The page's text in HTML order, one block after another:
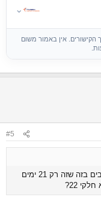
⌄
הקישורים. אין באמור משום
#5
האם בחודשים של 21 ימים (כמו אוגוסט) מתחשבים בזה שזה רק 21 ימים